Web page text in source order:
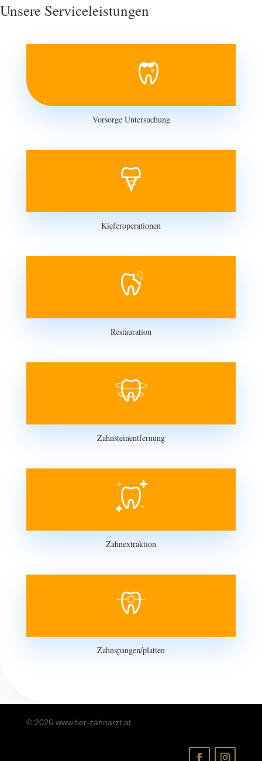
Unsere Serviceleistungen
Vorsorge Untersuchung
Kieferoperationen
Restauration
Zahnsteinentfernung
Zahnextraktion
Zahnspangen/platten
© 2026 www.tier-zahnarzt.at